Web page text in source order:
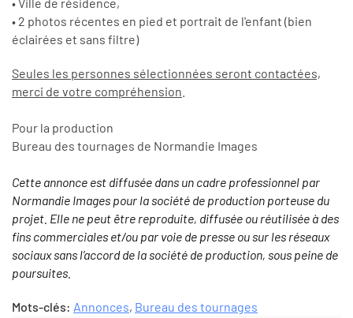
• 2 photos récentes en pied et portrait de l'enfant (bien
éclairées et sans filtre)
Seules les personnes sélectionnées seront contactées,
merci de votre compréhension
Pour la production
Bureau des tournages de Normandie Images
Cette annonce est diffusée dans un cadre professionnel par
Normandie Images pour la société de production porteuse du
projet. Elle ne peut être reproduite, diffusée ou réutilisée à des
fins commerciales et/ou par voie de presse ou sur les réseaux
sociaux sans l’accord de la société de production, sous peine de
poursuites.
Mots-clés: Annonces, Bureau des tournages